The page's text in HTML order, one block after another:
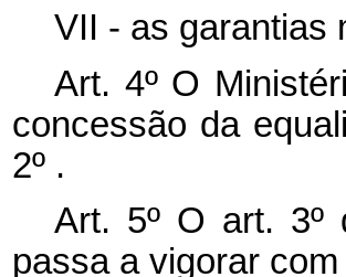
VII - as garantias
Art. 4º O
concessão da
2º .
Art. 5º O art. 3º
passa a vigorar